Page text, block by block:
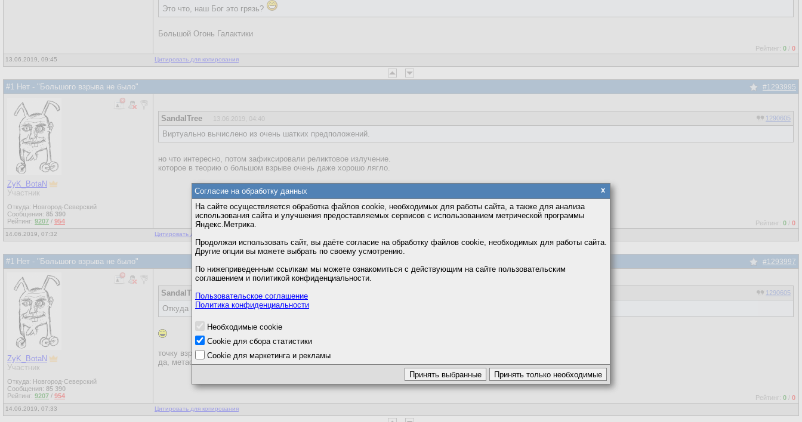
Это что, наш Бог это грязь?
Большой Огонь Галактики
Рейтинг: 0 / 0
13.06.2019, 09:45 Цитировать для копирования
#1 Нет - "Большого взрыва не было" #1293995
ZyK_BotaN
Участник
Откуда: Новгород-Северский
Сообщения: 85 390
Рейтинг: 9207 / 954
SandalTree 13.06.2019, 04:40 1290605
Виртуально вычислено из очень шатких предположений.
но что интересно, потом зафиксировали реликтовое излучение.
которое в теорию о большом взрыве очень даже хорошо лягло.
Рейтинг: 0 / 0
14.06.2019, 07:32 Цитировать для копирования
#1 Нет - "Большого взрыва не было" #1293997
ZyK_BotaN
Участник
Откуда: Новгород-Северский
Сообщения: 85 390
Рейтинг: 9207 / 954
SandalTree 13.06.2019, 04:40 1290605
Откуда взялась точка взрыва
точку взрыва придумали уже обыватели, которые не поняли сути теории.
да, метафора "взрыв" - далека от идеала. точки взрыва как раз там нет, в этой теории.
Рейтинг: 0 / 0
14.06.2019, 07:33 Цитировать для копирования
Согласие на обработку данных
x
На сайте осуществляется обработка файлов cookie, необходимых для работы сайта, а также для анализа
использования сайта и улучшения предоставляемых сервисов с использованием метрической программы
Яндекс.Метрика.
Продолжая использовать сайт, вы даёте согласие на обработку файлов cookie, необходимых для работы сайта.
Другие опции вы можете выбрать по своему усмотрению.
По нижеприведенным ссылкам мы можете ознакомиться с действующим на сайте пользовательским
соглашением и политикой конфиденциальности.
Пользовательское соглашение
Политика конфиденциальности
Необходимые cookie
Cookie для сбора статистики
Cookie для маркетинга и рекламы